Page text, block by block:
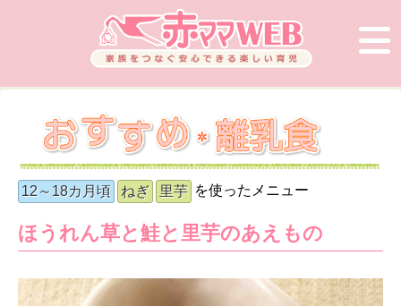
12～18カ月頃 ねぎ 里芋 を使ったメニュー
ほうれん草と鮭と里芋のあえもの